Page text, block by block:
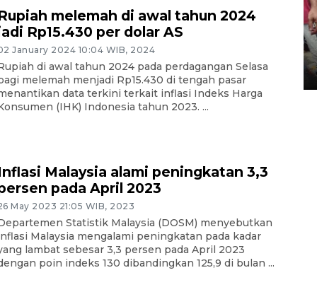
melemah di awal tahun 2024
Rp15.430 per dolar AS
January 2024 10:04 WIB, 2024
di awal tahun 2024 pada perdagangan Selasa
melemah menjadi Rp15.430 di tengah pasar
data terkini terkait inflasi Indeks Harga
(IHK) Indonesia tahun 2023. ...
Malaysia alami peningkatan 3,3
pada April 2023
May 2023 21:05 WIB, 2023
Statistik Malaysia (DOSM) menyebutkan
Malaysia mengalami peningkatan pada kadar
lambat sebesar 3,3 persen pada April 2023
poin indeks 130 dibandingkan 125,9 di bulan ...
Tarawih di Malaysia
19 February 2026 19:47 WIB